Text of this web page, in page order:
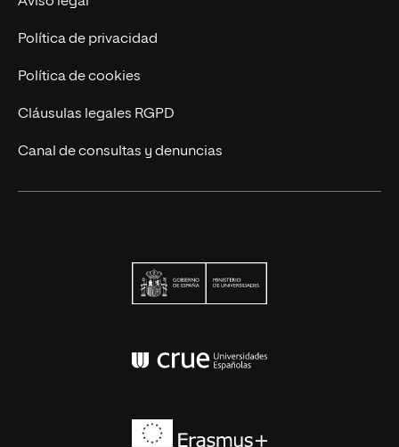
Contáctanos
Política de privacidad
Política de cookies
Cláusulas legales RGPD
Canal de consultas y denuncias